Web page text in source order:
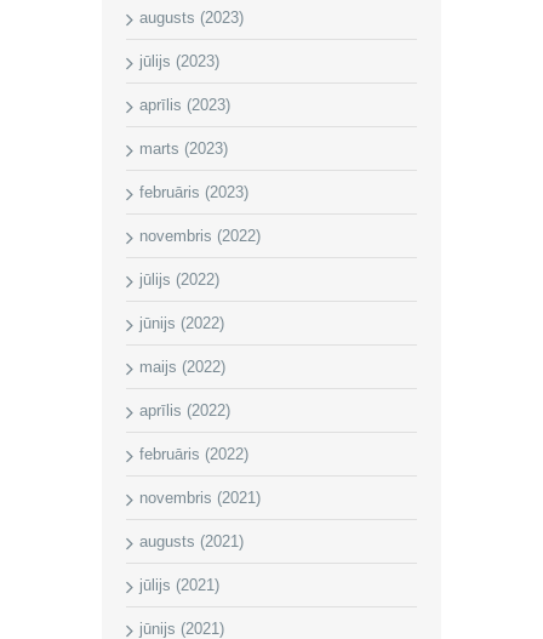
augusts (2023)
jūlijs (2023)
aprīlis (2023)
marts (2023)
februāris (2023)
novembris (2022)
jūlijs (2022)
jūnijs (2022)
maijs (2022)
aprīlis (2022)
februāris (2022)
novembris (2021)
augusts (2021)
jūlijs (2021)
jūnijs (2021)